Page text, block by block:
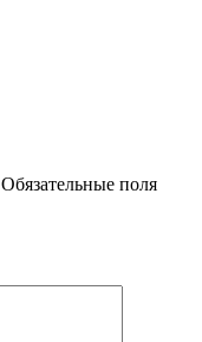
Обязательные поля